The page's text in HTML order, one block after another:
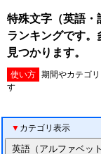
特殊文字（英語・
ランキングです
見つかります。
使い方 期間やカテゴ
す
▼ カテゴリ表示